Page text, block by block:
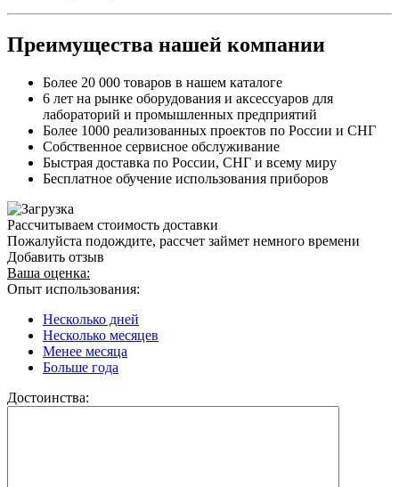
Преимущества нашей компании
Более 20 000 товаров в нашем каталоге
6 лет на рынке оборудования и аксессуаров для
лабораторий и промышленных предприятий
Более 1000 реализованных проектов по России и СНГ
Собственное сервисное обслуживание
Быстрая доставка по России, СНГ и всему миру
Бесплатное обучение использования приборов
Рассчитываем стоимость доставки
Пожалуйста подождите, рассчет займет немного времени
Добавить отзыв
Ваша оценка:
Опыт использования:
Несколько дней
Несколько месяцев
Менее месяца
Больше года
Достоинства: